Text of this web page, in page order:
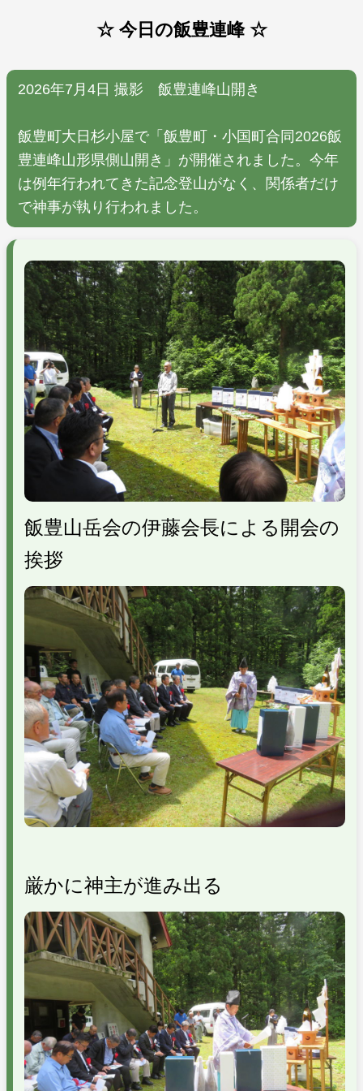
☆ 今日の飯豊連峰 ☆
2026年7月4日 撮影 飯豊連峰山開き
飯豊町大日杉小屋で「飯豊町・小国町合同2026飯
豊連峰山形県側山開き」が開催されました。今年
は例年行われてきた記念登山がなく、関係者だけ
で神事が執り行われました。
飯豊山岳会の伊藤会長による開会の
挨拶
厳かに神主が進み出る